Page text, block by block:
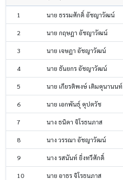
1 นาย ธรรมศักดิ์ อัชญาวัฒน์
2 นาย กฤษฎา อัชญาวัฒน์
3 นาย เจษฎา อัชญาวัฒน์
4 นาย ธันยกร อัชญาวัฒน์
5 นาย เกียรติพงษ์ เติมคุนานนท์
6 นาย เอกพันธุ์ คุปตวัช
7 นาง ธนิดา จิโรธนภาส
8 นาง วรรณา อัชญาวัฒน์
9 นาง รสนันท์ ยิ่งทวีศักดิ์
10 นาย อาธร จิโรธนภาส